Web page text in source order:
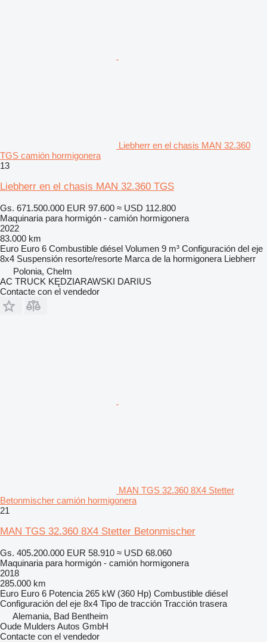
Liebherr en el chasis MAN 32.360
TGS camión hormigonera
13
Liebherr en el chasis MAN 32.360 TGS
Gs. 671.500.000 EUR 97.600 ≈ USD 112.800
Maquinaria para hormigón - camión hormigonera
2022
83.000 km
Euro Euro 6 Combustible diésel Volumen 9 m³ Configuración del eje
8x4 Suspensión resorte/resorte Marca de la hormigonera Liebherr
Polonia, Chelm
AC TRUCK KĘDZIARAWSKI DARIUS
Contacte con el vendedor
MAN TGS 32.360 8X4 Stetter
Betonmischer camión hormigonera
21
MAN TGS 32.360 8X4 Stetter Betonmischer
Gs. 405.200.000 EUR 58.910 ≈ USD 68.060
Maquinaria para hormigón - camión hormigonera
2018
285.000 km
Euro Euro 6 Potencia 265 kW (360 Hp) Combustible diésel
Configuración del eje 8x4 Tipo de tracción Tracción trasera
Alemania, Bad Bentheim
Oude Mulders Autos GmbH
Contacte con el vendedor